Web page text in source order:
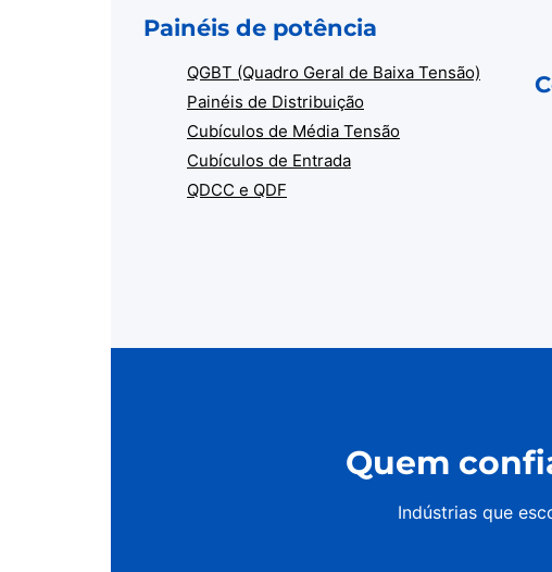
Painéis de potência
QGBT (Quadro Geral de Baixa Tensão)
Painéis de Distribuição
Cubículos de Média Tensão
Cubículos de Entrada
QDCC e QDF
Quem
Indústrias que